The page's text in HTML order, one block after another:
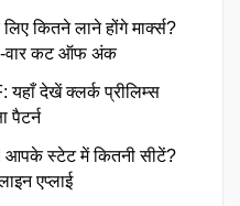
कितने लाने होंगे मार्क्स?
वार कट ऑफ अंक
देखें क्लर्क प्रीलिम्स
पैटर्न
आपके स्टेट में कितनी सीटें?
एप्लाई